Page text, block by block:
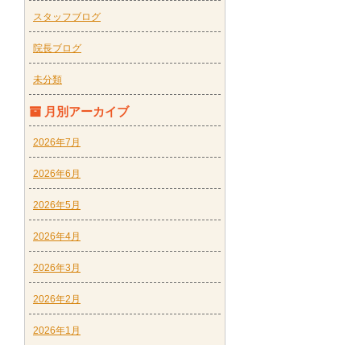
スタッフブログ
院長ブログ
未分類
月別アーカイブ
2026年7月
2026年6月
2026年5月
2026年4月
2026年3月
2026年2月
2026年1月